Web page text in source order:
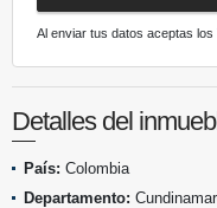
Al enviar tus datos aceptas los
Detalles del
País: Colombia
Departamento: